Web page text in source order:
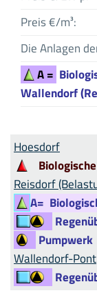
Preis €/m³:
Die Anlagen
A =
Wallendorf
Hoesdorf
Reisdorf
A=
Pumpwerk
Wallendorf-Pont